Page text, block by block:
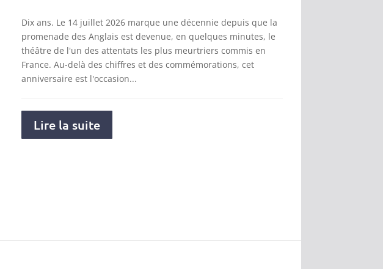
Dix ans. Le 14 juillet 2026 marque une décennie depuis que la
promenade des Anglais est devenue, en quelques minutes, le
théâtre de l'un des attentats les plus meurtriers commis en
France. Au-delà des chiffres et des commémorations, cet
anniversaire est l'occasion...
Lire la suite